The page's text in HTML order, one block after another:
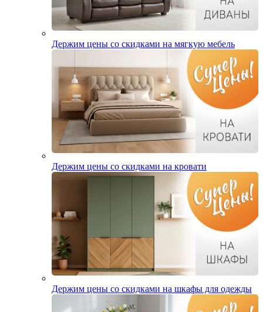
Держим цены со скидками на мягкую мебель
Держим цены со скидками на кровати
Держим цены со скидками на шкафы для одежды